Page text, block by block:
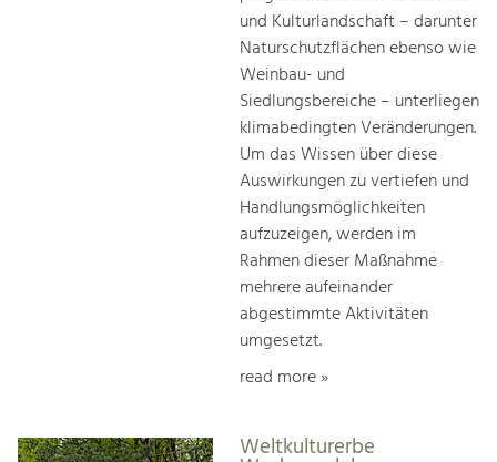
und Kulturlandschaft – darunter
Naturschutzflächen ebenso wie
Weinbau- und
Siedlungsbereiche – unterliegen
klimabedingten Veränderungen.
Um das Wissen über diese
Auswirkungen zu vertiefen und
Handlungsmöglichkeiten
aufzuzeigen, werden im
Rahmen dieser Maßnahme
mehrere aufeinander
abgestimmte Aktivitäten
umgesetzt.
read more »
Weltkulturerbe